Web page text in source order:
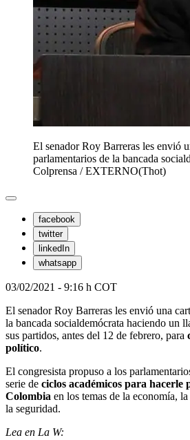
El senador Roy Barreras les envió
parlamentarios de la bancada
Colprensa / EXTERNO(Thot)
facebook
twitter
linkedIn
whatsapp
03/02/2021 - 9:16 h COT
El senador Roy Barreras les envió una
la bancada socialdemócrata haciendo un
sus partidos, antes del 12 de febrero, para
político.
El congresista propuso a los
serie de ciclos académicos para hacerle
Colombia en los temas de la economía,
la seguridad.
Lea en La W: